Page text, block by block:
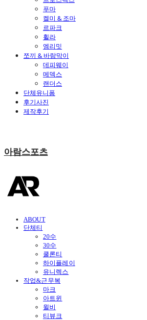
푸마
켈미 & 조마
르파크
휠라
엠리밋
쪼끼 & 바람막이
데피웨이
메덱스
랜더스
단체유니폼
후기사진
제작후기
아람스포츠
ABOUT
단체티
20수
30수
쿨론티
하이플레이
유니렉스
작업&근무복
마크
아트윈
윌비
티뷰크